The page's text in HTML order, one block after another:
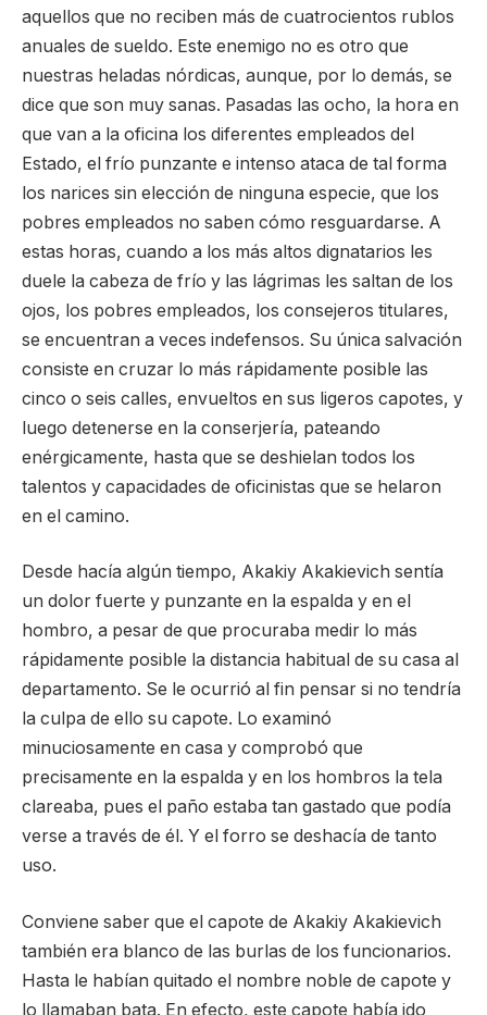
aquellos que no reciben más de cuatrocientos rublos
anuales de sueldo. Este enemigo no es otro que
nuestras heladas nórdicas, aunque, por lo demás, se
dice que son muy sanas. Pasadas las ocho, la hora en
que van a la oficina los diferentes empleados del
Estado, el frío punzante e intenso ataca de tal forma
los narices sin elección de ninguna especie, que los
pobres empleados no saben cómo resguardarse. A
estas horas, cuando a los más altos dignatarios les
duele la cabeza de frío y las lágrimas les saltan de los
ojos, los pobres empleados, los consejeros titulares,
se encuentran a veces indefensos. Su única salvación
consiste en cruzar lo más rápidamente posible las
cinco o seis calles, envueltos en sus ligeros capotes, y
luego detenerse en la conserjería, pateando
enérgicamente, hasta que se deshielan todos los
talentos y capacidades de oficinistas que se helaron
en el camino.
Desde hacía algún tiempo, Akakiy Akakievich sentía
un dolor fuerte y punzante en la espalda y en el
hombro, a pesar de que procuraba medir lo más
rápidamente posible la distancia habitual de su casa al
departamento. Se le ocurrió al fin pensar si no tendría
la culpa de ello su capote. Lo examinó
minuciosamente en casa y comprobó que
precisamente en la espalda y en los hombros la tela
clareaba, pues el paño estaba tan gastado que podía
verse a través de él. Y el forro se deshacía de tanto
uso.
Conviene saber que el capote de Akakiy Akakievich
también era blanco de las burlas de los funcionarios.
Hasta le habían quitado el nombre noble de capote y
lo llamaban bata. En efecto, este capote había ido